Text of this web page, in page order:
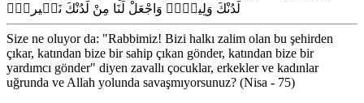
لَدُنْكَ وَلِياًّۚ وَاجْعَلْ لَنَا مِنْ لَدُنْكَ نَص۪يراًۜ
Size ne oluyor da: "Rabbimiz! Bizi halkı zalim olan bu şehirden
çıkar, katından bize bir sahip çıkan gönder, katından bize bir
yardımcı gönder" diyen zavallı çocuklar, erkekler ve kadınlar
uğrunda ve Allah yolunda savaşmıyorsunuz? (Nisa - 75)